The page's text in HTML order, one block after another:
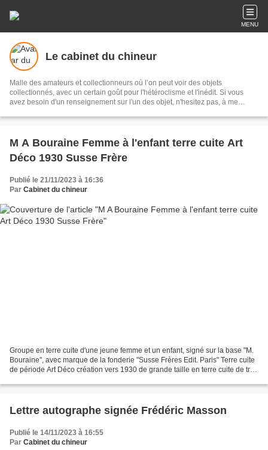
MENU
Le cabinet du chineur
Malle des amateurs et collectionneurs où l’on peut voir des objets
collectionnés, avec un certain goût pour l'hétéroclisme et l'inédit. Si vous
avez besoin d'un renseignement sur l'un des objet, n'hesitez pas, à me
M A Bouraine Femme à l'enfant terre cuite Art
Déco 1930 Susse Frère
Publié le 21/11/2023 à 16:36
Par Cabinet du chineur
Groupe en terre cuite d'une jeune femme et un enfant, signé sur la base "M.
Bouraine", avec marque de la fonderie "Susse Frères Edit. Paris" Terre cuite
de période Art Déco création vers 1930 de grande taille en terre cuite de très
Lettre autographe signée Frédéric Masson
Publié le 14/11/2023 à 16:55
Par Cabinet du chineur